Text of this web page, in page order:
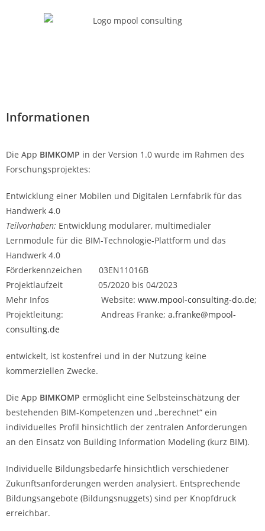
Informationen
Die App BIMKOMP in der Version 1.0 wurde im Rahmen des
Forschungsprojektes:
Entwicklung einer Mobilen und Digitalen Lernfabrik für das
Handwerk 4.0
Teilvorhaben: Entwicklung modularer, multimedialer
Lernmodule für die BIM-Technologie-Plattform und das
Handwerk 4.0
Förderkennzeichen 03EN11016B
Projektlaufzeit 05/2020 bis 04/2023
Mehr Infos Website: www.mpool-consulting-do.de;
Projektleitung: Andreas Franke; a.franke@mpool-
consulting.de
entwickelt, ist kostenfrei und in der Nutzung keine
kommerziellen Zwecke.
Die App BIMKOMP ermöglicht eine Selbsteinschätzung der
bestehenden BIM-Kompetenzen und „berechnet“ ein
individuelles Profil hinsichtlich der zentralen Anforderungen
an den Einsatz von Building Information Modeling (kurz BIM).
Individuelle Bildungsbedarfe hinsichtlich verschiedener
Zukunftsanforderungen werden analysiert. Entsprechende
Bildungsangebote (Bildungsnuggets) sind per Knopfdruck
erreichbar.